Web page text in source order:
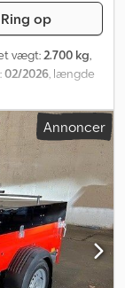
Ring op
vægt:2.700 kg,
02/2026, længde
2.130 mm, A45
STEMA, type
støddæmpere
V-trækstang
af massivt
* 20 cm
(18 mm tyk),
tyk) Dedpfx
nem på- og
Annoncer